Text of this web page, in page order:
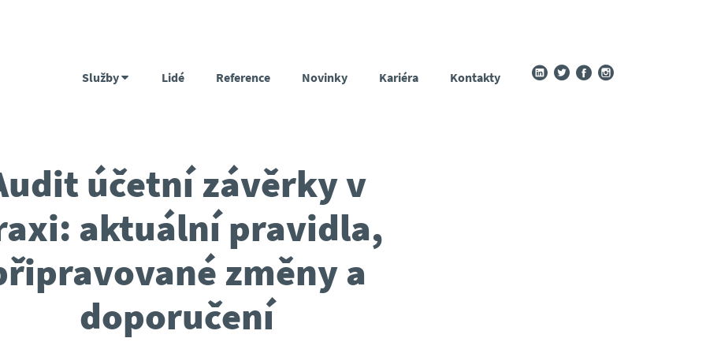
Služby Lidé Reference Novinky Kariéra Kontakty
účetní závěrky v
aktuální pravidla,
změny a
doporučení